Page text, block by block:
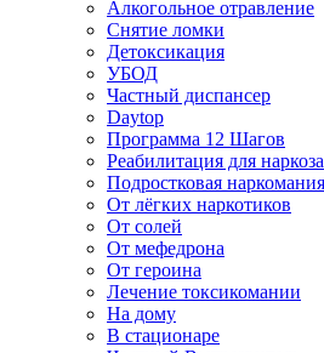
Алкогольное отравление
Снятие ломки
Детоксикация
УБОД
Частный диспансер
Daytop
Программа 12 Шагов
Реабилитация для
Подростковая наркомания
От лёгких наркотиков
От солей
От мефедрона
От героина
Лечение токсикомании
На дому
В стационаре